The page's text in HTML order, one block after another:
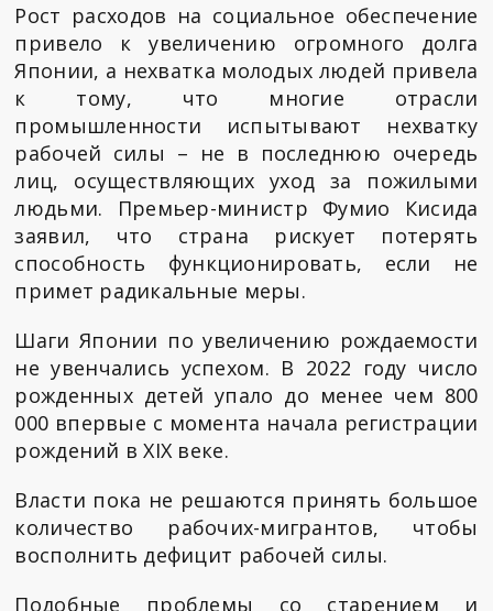
Рост расходов на социальное обеспечение
привело к увеличению огромного долга
Японии, а нехватка молодых людей привела
к тому, что многие отрасли
промышленности испытывают нехватку
рабочей силы – не в последнюю очередь
лиц, осуществляющих уход за пожилыми
людьми. Премьер-министр Фумио Кисида
заявил, что страна рискует потерять
способность функционировать, если не
примет радикальные меры.
Шаги Японии по увеличению рождаемости
не увенчались успехом. В 2022 году число
рожденных детей упало до менее чем 800
000 впервые с момента начала регистрации
рождений в XIX веке.
Власти пока не решаются принять большое
количество рабочих-мигрантов, чтобы
восполнить дефицит рабочей силы.
Подобные проблемы со старением и